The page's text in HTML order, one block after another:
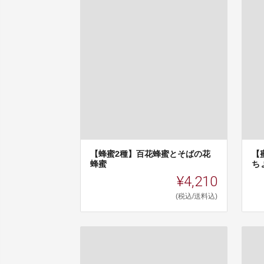
【蜂蜜2種】百花蜂蜜とそばの花
蜂蜜
¥4,210
(税込/送料込)
ち